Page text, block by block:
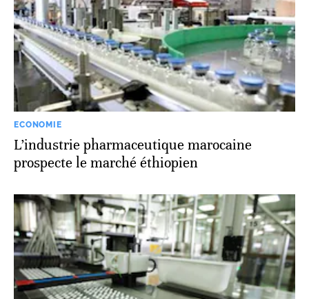
ECONOMIE
L’industrie pharmaceutique marocaine
prospecte le marché éthiopien